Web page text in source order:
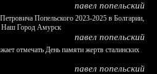
павел попельский
Попельского 2023-2025 в Болгарии,
Наш Город Амурск
павел попельский
отмечать День памяти жертв сталинских
павел попельский